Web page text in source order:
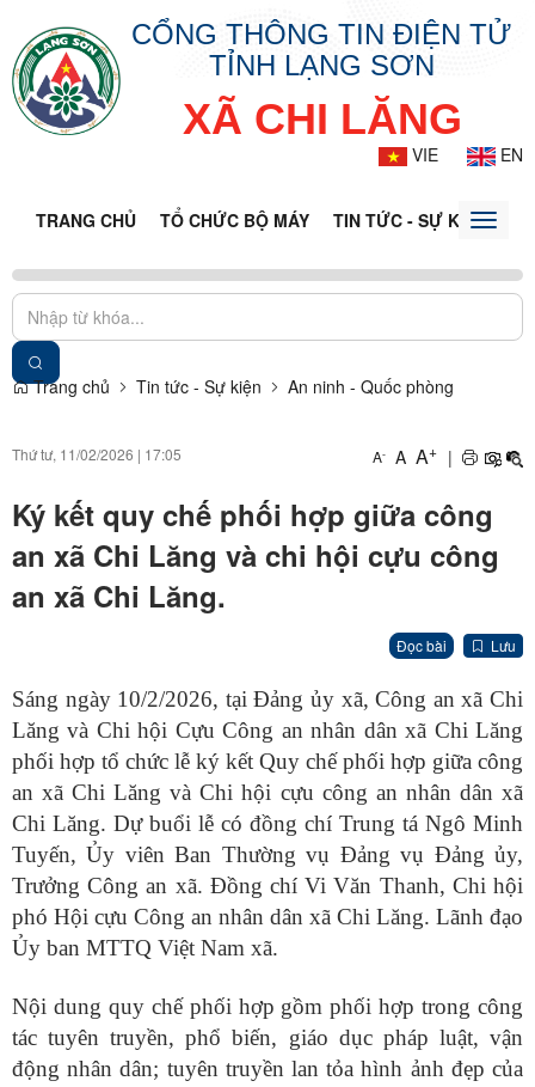
CỔNG THÔNG TIN ĐIỆN TỬ
TỈNH LẠNG SƠN
XÃ CHI LĂNG
VIE EN
TRANG CHỦ TỔ CHỨC BỘ MÁY TIN TỨC - SỰ KIỆNToggle
Trang chủ Tin tức - Sự kiện An ninh - Quốc phòng
Thứ tư, 11/02/2026 | 17:05 A- A A+ |
Ký kết quy chế phối hợp giữa công
an xã Chi Lăng và chi hội cựu công
an xã Chi Lăng.
Đọc bài Lưu
Sáng ngày 10/2/2026, tại Đảng ủy xã, Công an xã Chi
Lăng và Chi hội Cựu Công an nhân dân xã Chi Lăng
phối hợp tổ chức lễ ký kết Quy chế phối hợp giữa công
an xã Chi Lăng và Chi hội cựu công an nhân dân xã
Chi Lăng. Dự buổi lễ có đồng chí Trung tá Ngô Minh
Tuyến, Ủy viên Ban Thường vụ Đảng vụ Đảng ủy,
Trưởng Công an xã. Đồng chí Vi Văn Thanh, Chi hội
phó Hội cựu Công an nhân dân xã Chi Lăng. Lãnh đạo
Ủy ban MTTQ Việt Nam xã.
Nội dung quy chế phối hợp gồm phối hợp trong công
tác tuyên truyền, phổ biến, giáo dục pháp luật, vận
động nhân dân; tuyên truyền lan tỏa hình ảnh đẹp của